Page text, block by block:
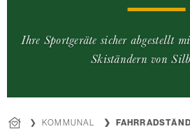
Ihre Sportgeräte sicher abgestellt
Skiständern von
KOMMUNAL